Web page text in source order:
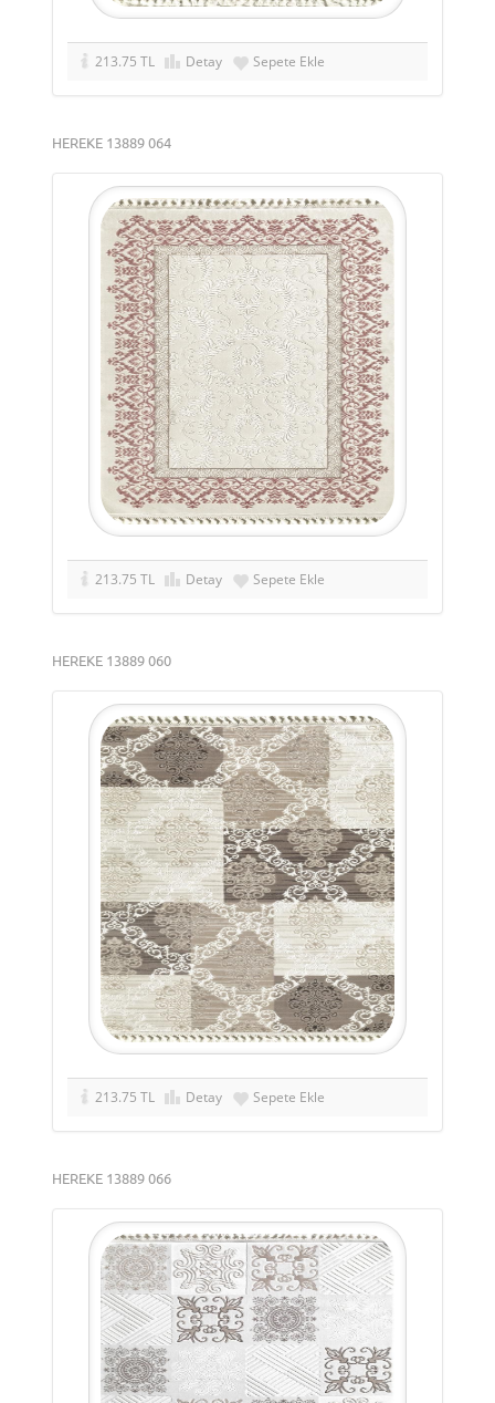
213.75 TL Detay Sepete Ekle
HEREKE 13889 064
213.75 TL Detay Sepete Ekle
HEREKE 13889 060
213.75 TL Detay Sepete Ekle
HEREKE 13889 066